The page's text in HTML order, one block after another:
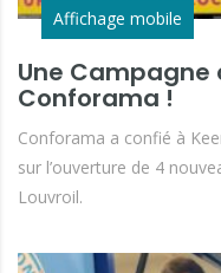
Affichage mobile
Une Campagne
Conforama !
Conforama a confié à
sur l’ouverture de 4
Louvroil.